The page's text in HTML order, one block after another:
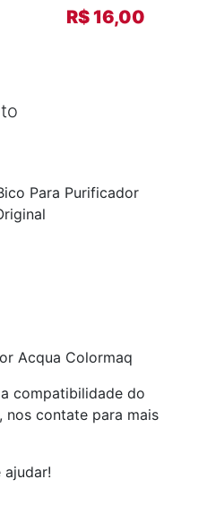
R$ 16,00
Para Purificador
Acqua Colormaq
compatibilidade do
nos contate para mais